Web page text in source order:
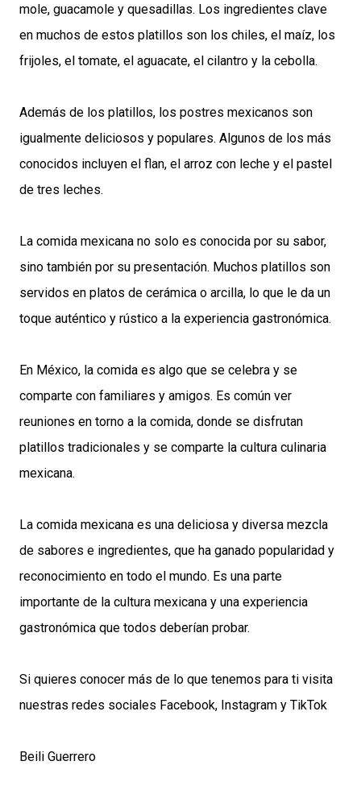
mole, guacamole y quesadillas. Los ingredientes clave
en muchos de estos platillos son los chiles, el maíz, los
frijoles, el tomate, el aguacate, el cilantro y la cebolla.
Además de los platillos, los postres mexicanos son
igualmente deliciosos y populares. Algunos de los más
conocidos incluyen el flan, el arroz con leche y el pastel
de tres leches.
La comida mexicana no solo es conocida por su sabor,
sino también por su presentación. Muchos platillos son
servidos en platos de cerámica o arcilla, lo que le da un
toque auténtico y rústico a la experiencia gastronómica.
En México, la comida es algo que se celebra y se
comparte con familiares y amigos. Es común ver
reuniones en torno a la comida, donde se disfrutan
platillos tradicionales y se comparte la cultura culinaria
mexicana.
La comida mexicana es una deliciosa y diversa mezcla
de sabores e ingredientes, que ha ganado popularidad y
reconocimiento en todo el mundo. Es una parte
importante de la cultura mexicana y una experiencia
gastronómica que todos deberían probar.
Si quieres conocer más de lo que tenemos para ti visita
nuestras redes sociales Facebook, Instagram y TikTok
Beili Guerrero